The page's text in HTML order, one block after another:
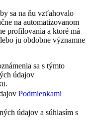
sa na ňu vzťahovalo
na automatizovanom
profilovania a ktoré má
ju obdobne významne
sa s týmto
údajov
Podmienkami
údajov a súhlasím s